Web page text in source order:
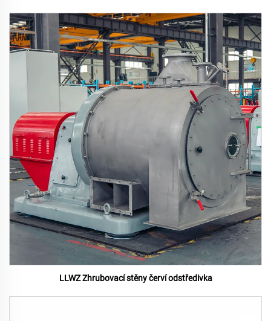
LLWZ Zhrubovací stěny červí odstředivka